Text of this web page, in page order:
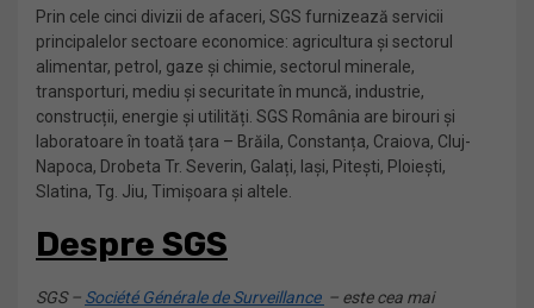
Prin cele cinci divizii de afaceri, SGS furnizează servicii
principalelor sectoare economice: agricultura și sectorul
alimentar, petrol, gaze și chimie, sectorul minerale,
transporturi, mediu și securitate în muncă, industrie,
construcții, energie și utilități. SGS România are birouri și
laboratoare în toată țara – Brăila, Constanța, Craiova, Cluj-
Napoca, Drobeta Tr. Severin, Galați, Iași, Pitești, Ploiești,
Slatina, Tg. Jiu, Timișoara și altele.
Despre SGS
SGS – Société Générale de Surveillance – este cea mai